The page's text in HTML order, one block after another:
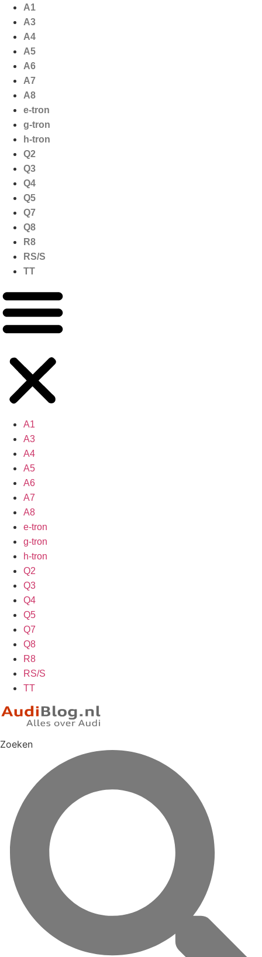
naar
inhoud
A1
A3
A4
A5
A6
A7
A8
e-tron
g-tron
h-tron
Q2
Q3
Q4
Q5
Q7
Q8
R8
RS/S
TT
A1
A3
A4
A5
A6
A7
A8
e-tron
g-tron
h-tron
Q2
Q3
Q4
Q5
Q7
Q8
R8
RS/S
TT
Zoeken